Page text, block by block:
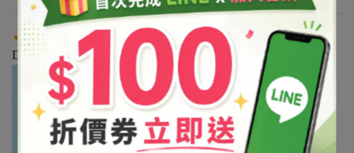
使用方式
DIY調製保養品添加，需稀釋後使用